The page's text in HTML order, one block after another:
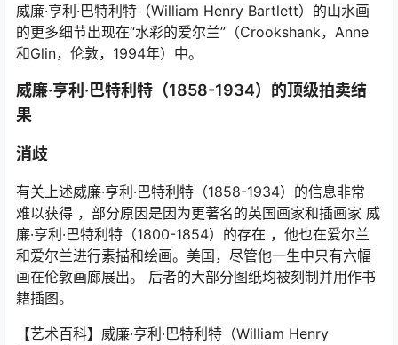
威廉·亨利·巴特利特（William Henry Bartlett）的山水画
的更多细节出现在“水彩的爱尔兰”（Crookshank，Anne
和Glin，伦敦，1994年）中。
威廉·亨利·巴特利特（1858-1934）的顶级拍卖结
果
消歧
有关上述威廉·亨利·巴特利特（1858-1934）的信息非常
难以获得 ，部分原因是因为更著名的英国画家和插画家 威
廉·亨利·巴特利特（1800-1854）的存在 ，他也在爱尔兰
和爱尔兰进行素描和绘画。美国，尽管他一生中只有六幅
画在伦敦画廊展出。 后者的大部分图纸均被刻制并用作书
籍插图。
【艺术百科】威廉·亨利·巴特利特（William Henry